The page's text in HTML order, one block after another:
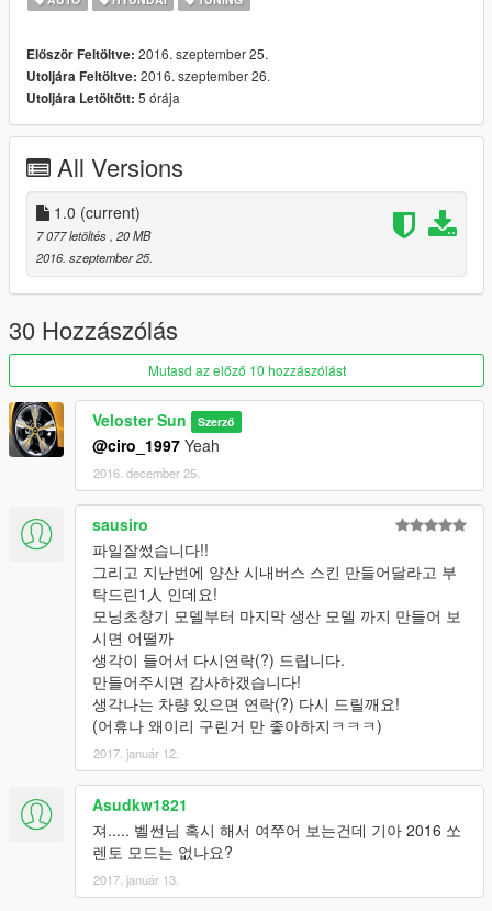
Először Feltöltve: 2016. szeptember 25.
Utoljára Feltöltve: 2016. szeptember 26.
Utoljára Letöltött: 5 órája
All Versions
1.0 (current)
7 077 letöltés , 20 MB
2016. szeptember 25.
30 Hozzászólás
Mutasd az előző 10 hozzászólást
Veloster Sun Szerző
@ciro_1997 Yeah
2016. december 25.
sausiro
파일잘썼습니다!!
그리고 지난번에 양산 시내버스 스킨 만들어달라고 부
탁드린1人 인데요!
모닝초창기 모델부터 마지막 생산 모델 까지 만들어 보
시면 어떨까
생각이 들어서 다시연락(?) 드립니다.
만들어주시면 감사하갰습니다!
생각나는 차량 있으면 연락(?) 다시 드릴깨요!
(어휴나 왜이리 구린거 만 좋아하지ㅋㅋㅋ)
2017. január 12.
Asudkw1821
져..... 벨썬님 혹시 해서 여쭈어 보는건데 기아 2016 쏘
렌토 모드는 없나요?
2017. január 13.